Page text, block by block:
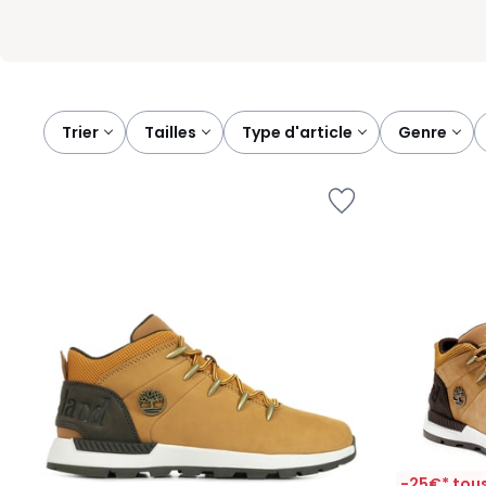
Trier tailles type d'article genre